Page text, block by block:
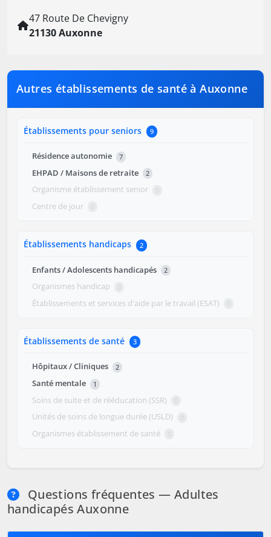
47 Route De Chevigny
21130 Auxonne
Autres établissements de santé à Auxonne
Établissements pour seniors 9
Résidence autonomie 7
EHPAD / Maisons de retraite 2
Organisme établissement senior 0
Centre de jour 0
Établissements handicaps 2
Enfants / Adolescents handicapés 2
Organismes handicap 0
Établissements et services d'aide par le travail (ESAT) 0
Établissements de santé 3
Hôpitaux / Cliniques 2
Santé mentale 1
Soins de suite et de rééducation (SSR) 0
Unités de soins de longue durée (USLD) 0
Organismes établissement de santé 0
Questions fréquentes — Adultes
handicapés Auxonne